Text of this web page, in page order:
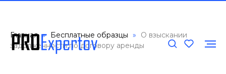
Главная Бесплатные образцы
О взыскании
задолженности по договору аренды